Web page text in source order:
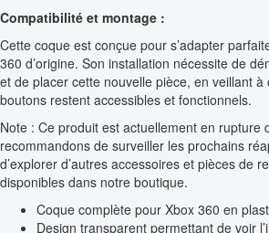
Compatibilité et montage :
Cette coque est conçue pour s’adapter
360 d’origine. Son installation nécessite de
et de placer cette nouvelle pièce, en veillant
boutons restent accessibles et fonctionnels.
Note : Ce produit est actuellement en rupture
recommandons de surveiller les prochains
d’explorer d’autres accessoires et pièces de
disponibles dans notre boutique.
Coque complète pour Xbox 360 en
Design transparent permettant de voir